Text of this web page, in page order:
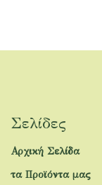
Σελίδες
Αρχική Σελίδα
τα Προϊόντα μας